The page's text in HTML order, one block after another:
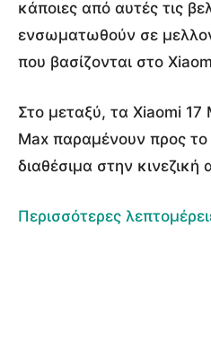
κάποιες από αυτές τις
ενσωματωθούν σε
που βασίζονται στο
Στο μεταξύ, τα Xiaomi 17
Max παραμένουν προς
διαθέσιμα στην κινεζική
Περισσότερες